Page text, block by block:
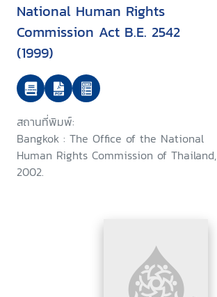
National Human Rights
Commission Act B.E. 2542
(1999)
สถานที่พิมพ์:
Bangkok : The Office of the National
Human Rights Commission of Thailand,
2002.